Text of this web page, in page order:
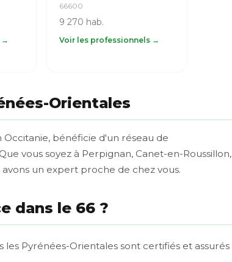
→
66600
9 270 hab.
Voir les professionnels →
Orientales
bénéficie d'un réseau de
vous soyez à Perpignan, Canet-en-Roussillon,
un expert proche de chez vous.
dans le 66 ?
les Pyrénées-Orientales sont certifiés et assurés